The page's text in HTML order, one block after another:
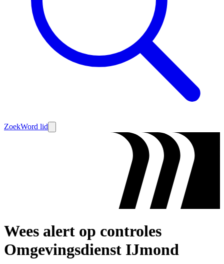
ZoekWord lid
Wees alert op controles
Omgevingsdienst IJmond